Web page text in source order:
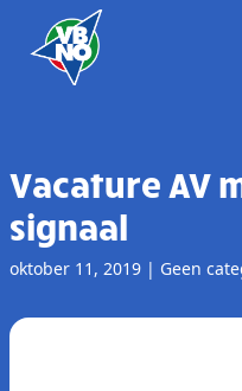
Skip to content
Vacature AV
signaal
oktober 11, 2019 | Geen